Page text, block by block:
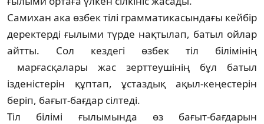
Самихан ака өзбек тілі грамматика­сындағы кейбір
деректерді ғылыми түрде нақтылап, батыл ойлар
айтты. Сол кездегі өзбек тіл білімінің
марғасқалары жас зерттеушінің бұл батыл
ізденістерін құптап, ұстаздық ақыл-кеңестерін
беріп, бағыт-бағдар сілтеді.
Тіл білімі ғылымында өз бағыт-бағдарын